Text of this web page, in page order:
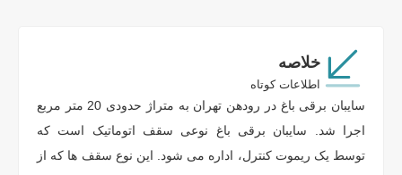
خلاصه
اطلاعات کوتاه
سایبان برقی باغ در رودهن تهران به متراژ حدودی 20 متر مربع
اجرا شد. سایبان برقی باغ نوعی سقف اتوماتیک است که
توسط یک ریموت کنترل، اداره می شود. این نوع سقف ها که از